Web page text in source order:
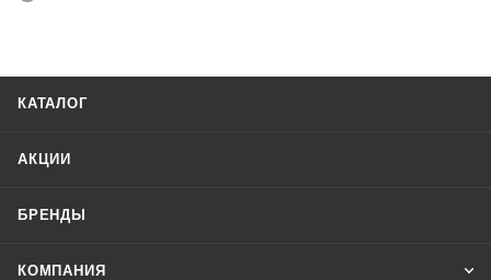
КАТАЛОГ
АКЦИИ
БРЕНДЫ
КОМПАНИЯ